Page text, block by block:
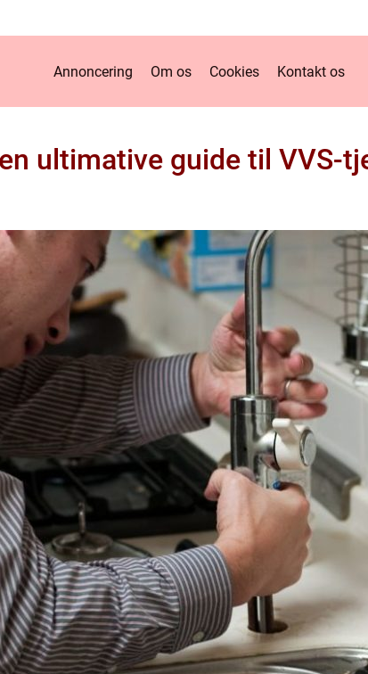
Annoncering Om os Cookies Kontakt os
ultimative guide til VVS-